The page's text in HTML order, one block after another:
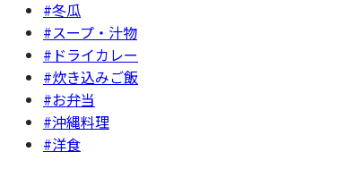
#冬瓜
#スープ・汁物
#ドライカレー
#炊き込みご飯
#お弁当
#沖縄料理
#洋食